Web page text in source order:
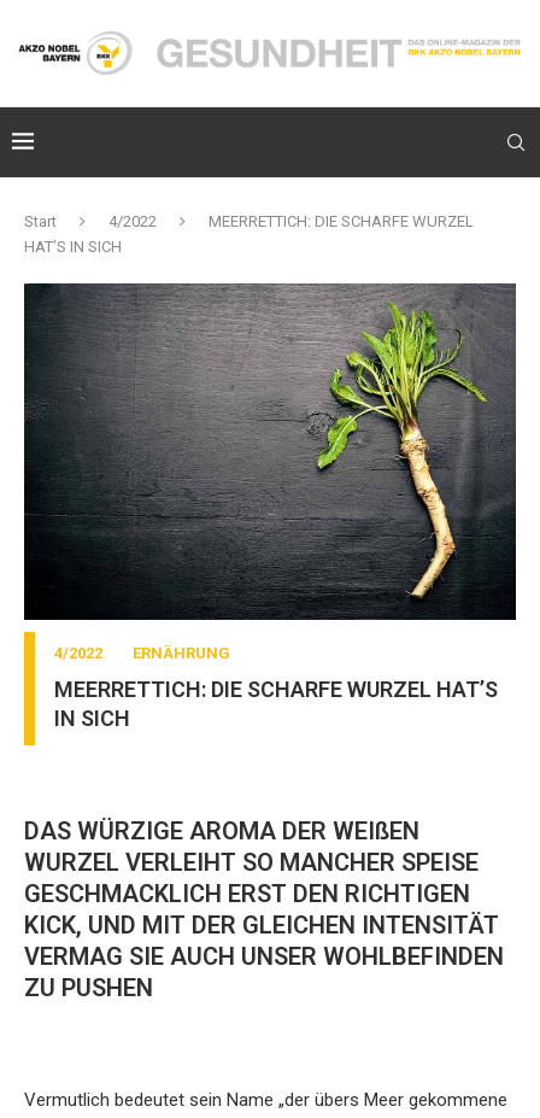
Start 4/2022
MEERRETTICH: DIE SCHARFE WURZEL
HAT’S IN SICH
4/2022 ERNÄHRUNG
MEERRETTICH: DIE SCHARFE WURZEL HAT’S
IN SICH
DAS WÜRZIGE AROMA DER WEIßEN
WURZEL VERLEIHT SO MANCHER SPEISE
GESCHMACKLICH ERST DEN RICHTIGEN
KICK, UND MIT DER GLEICHEN INTENSITÄT
VERMAG SIE AUCH UNSER WOHLBEFINDEN
ZU PUSHEN
Vermutlich bedeutet sein Name „der übers Meer gekommene